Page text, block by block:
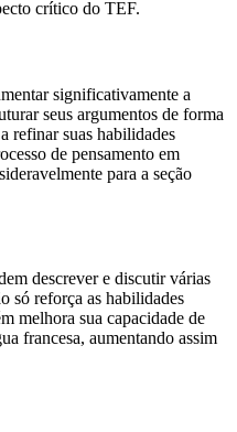
crítico do TEF.
significativamente a
seus argumentos de forma
refinar suas habilidades
de pensamento em
para a seção
descrever e discutir várias
só reforça as habilidades
melhora sua capacidade de
francesa, aumentando assim